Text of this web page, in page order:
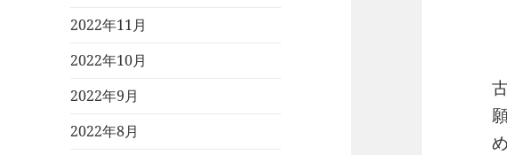
2022年11月
2022年10月
2022年9月
2022年8月